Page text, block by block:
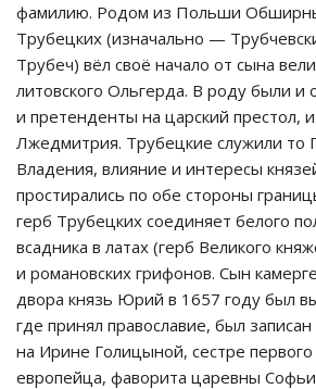
фамилию. Родом из Польши
Трубецких (изначально —
Трубеч) вёл своё начало от сына
литовского Ольгерда. В роду были и
и претенденты на царский престол,
Лжедмитрия. Трубецкие служили то
Владения, влияние и интересы
простирались по обе стороны
герб Трубецких соединяет белого
всадника в латах (герб Великого
и романовских грифонов. Сын
двора князь Юрий в 1657 году был
где принял православие, был
на Ирине Голицыной, сестре первого
европейца, фаворита царевны